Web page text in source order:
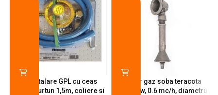
Kit instalare GPL cu ceas
butelie, furtun 1,5m, coliere si
Arzator gaz soba teracota
A600, 6 kw, 0.6 mc/h, diametru